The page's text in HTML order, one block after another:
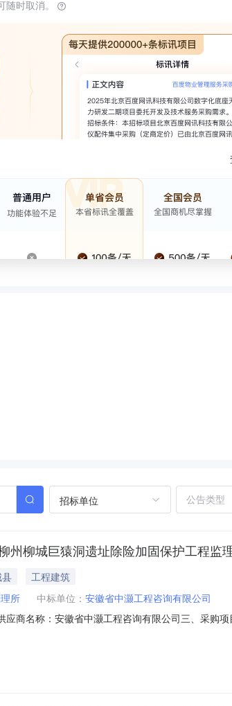
随时取消。
招标单位
州柳城巨猿洞遗址除险加固保护工程监
工程建筑
所 中标单位： 安徽省中灏工程咨询有限公司
商名称：安徽省中灏工程咨询有限公司三、采购
司联系人：冯俊联系电话：0772-3311593传真